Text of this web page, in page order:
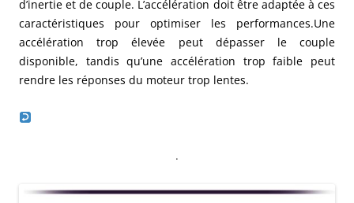
d’inertie et de couple. L’accélération doit être adaptée à ces
caractéristiques pour optimiser les performances.Une
accélération trop élevée peut dépasser le couple
disponible, tandis qu’une accélération trop faible peut
rendre les réponses du moteur trop lentes.
.